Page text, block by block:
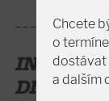
DIVÁKY:
Chcete
o
dostávat
a dalším